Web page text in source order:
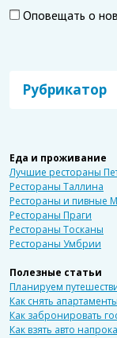
Оповещать о
Рубрикатор
Еда и проживание
Лучшие рестораны
Рестораны Таллина
Рестораны и пивные
Рестораны Праги
Рестораны Тосканы
Рестораны Умбрии
Полезные статьи
Планируем
Как снять
Как забронировать
Как взять авто